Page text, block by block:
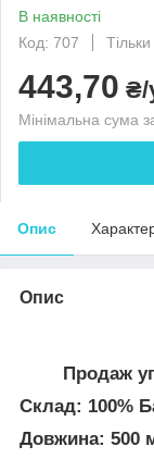
В наявності
Код: 707
443,70 ₴/
Мінімальна сума
Опис
Опис
Продаж
Склад: 100%
Довжина: 500